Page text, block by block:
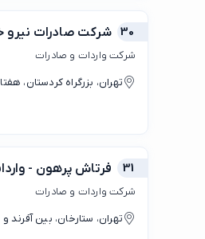
30 شرکت صادرات
شرکت واردات و صادرات
تهران، بزرگراه کردستان،
31 فرتاش پرهون -
شرکت واردات و صادرات
تهران، ستارخان، بین آفرند و